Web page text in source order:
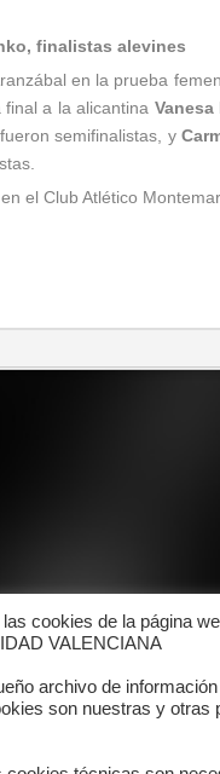
finalistas alevines
en la prueba
a la alicantina Vanesa
semifinalistas, y
el Club Atlético
cookies de la página
VALENCIANA
archivo de
son nuestras y